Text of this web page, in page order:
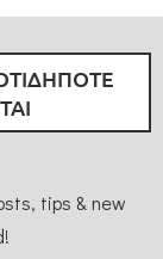
tips & new